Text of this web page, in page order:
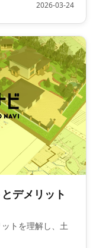
2026-03-24
デメリット
トを理解し、土